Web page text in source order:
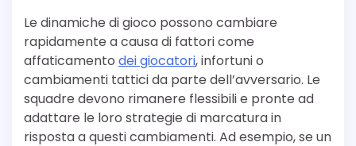
Le dinamiche di gioco possono cambiare
rapidamente a causa di fattori come
affaticamento dei giocatori, infortuni o
cambiamenti tattici da parte dell’avversario. Le
squadre devono rimanere flessibili e pronte ad
adattare le loro strategie di marcatura in
risposta a questi cambiamenti. Ad esempio, se un